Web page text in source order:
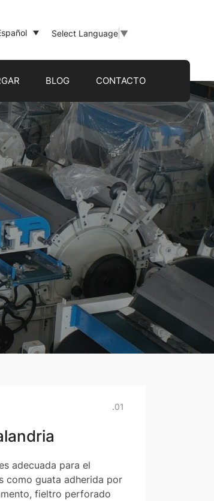
Select Language ▼
BLOG CONTACTO
.01
adecuada para el
como guata adherida por
fieltro perforado